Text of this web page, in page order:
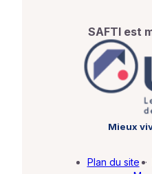
SAFTI est
Mieux
Plan du site ·